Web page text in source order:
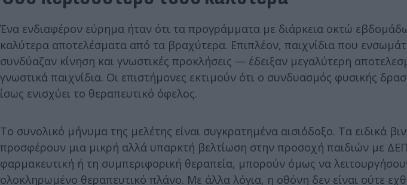
Ένα ενδιαφέρον εύρημα ήταν ότι τα προγράμματα με διάρκεια οκτώ
καλύτερα αποτελέσματα από τα βραχύτερα. Επιπλέον, παιχνίδια που
συνδύαζαν κίνηση και γνωστικές προκλήσεις — έδειξαν μεγαλύτερη
γνωστικά παιχνίδια. Οι επιστήμονες εκτιμούν ότι ο συνδυασμός φυσικής
ίσως ενισχύει το θεραπευτικό όφελος.
Το συνολικό μήνυμα της μελέτης είναι συγκρατημένα αισιόδοξο. Τα ειδικά
προσφέρουν μια μικρή αλλά υπαρκτή βελτίωση στην προσοχή παιδιών με
φαρμακευτική ή τη συμπεριφορική θεραπεία, μπορούν όμως να
ολοκληρωμένο θεραπευτικό πλάνο. Με άλλα λόγια, η οθόνη δεν είναι ούτε